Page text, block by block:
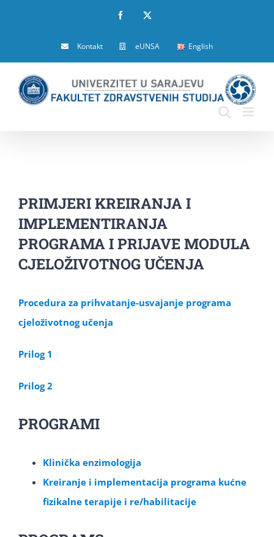
Facebook
Kontakt eUNSA English
PRIMJERI KREIRANJA I
IMPLEMENTIRANJA
PROGRAMA I PRIJAVE MODULA
CJELOŽIVOTNOG UČENJA
Procedura za prihvatanje-usvajanje programa
cjeloživotnog učenja
Prilog 1
Prilog 2
PROGRAMI
Klinička enzimologija
Kreiranje i implementacija programa kućne
fizikalne terapije i re/habilitacije